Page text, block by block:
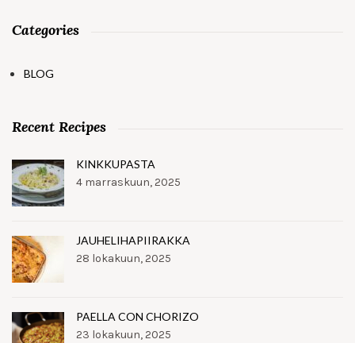
Categories
BLOG
Recent Recipes
KINKKUPASTA
4 marraskuun, 2025
JAUHELIHAPIIRAKKA
28 lokakuun, 2025
PAELLA CON CHORIZO
23 lokakuun, 2025